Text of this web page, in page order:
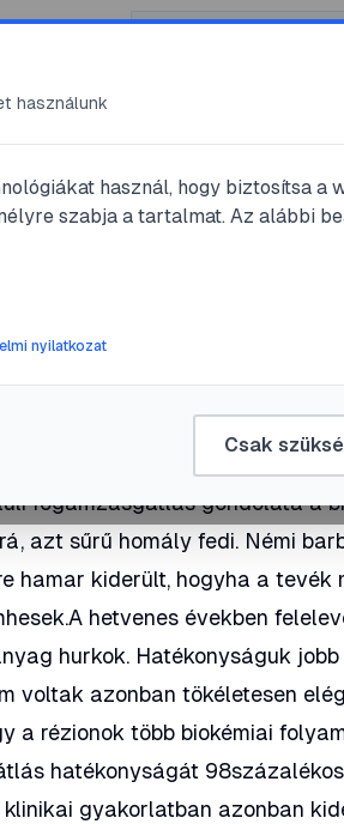
a méhben
fogamzásgátlás gondolata a
azt sűrű homály fedi. Némi
hamar kiderült, hogyha a tevék
hetvenes években
hurkok. Hatékonyságuk
voltak azonban tökéletesen
a rézionok több biokémiai
hatékonyságát
klinikai gyakorlatban azonban
használunk
használ, hogy biztosítsa a
szabja a tartalmat. Az alábbi
nyilatkozat
Csak